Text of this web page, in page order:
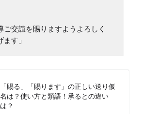
ご交誼を賜りますようよろしく
す」
「賜る」「賜ります」の正しい送り仮
名は？使い方と類語！承るとの違い
は？